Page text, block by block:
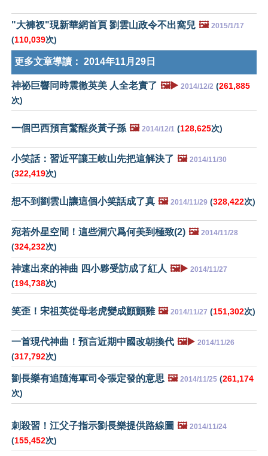
"大褲衩"現新華網首頁 劉雲山政令不出窩兒 🖼️ 2015/1/17
(110,039次)
更多文章導讀： 2014年11月29日
神祕巨響同時震徹英美 人全老實了 🖼️▶️ 2014/12/2 (261,885
次)
一個巴西預言驚醒炎黃子孫 🖼️ 2014/12/1 (128,625次)
小笑話：習近平讓王岐山先把這解決了 🖼️ 2014/11/30
(322,419次)
想不到劉雲山讓這個小笑話成了真 🖼️ 2014/11/29 (328,422次)
宛若外星空間！這些洞穴爲何美到極致(2) 🖼️ 2014/11/28
(324,232次)
神速出來的神曲 四小夥受訪成了紅人 🖼️▶️ 2014/11/27
(194,738次)
笑歪！宋祖英從母老虎變成顫顫雞 🖼️ 2014/11/27 (151,302次)
一首現代神曲！預言近期中國改朝換代 🖼️▶️ 2014/11/26
(317,792次)
劉長樂有追隨海軍司令張定發的意思 🖼️ 2014/11/25 (261,174
次)
刺殺習！江父子指示劉長樂提供路線圖 🖼️ 2014/11/24
(155,452次)